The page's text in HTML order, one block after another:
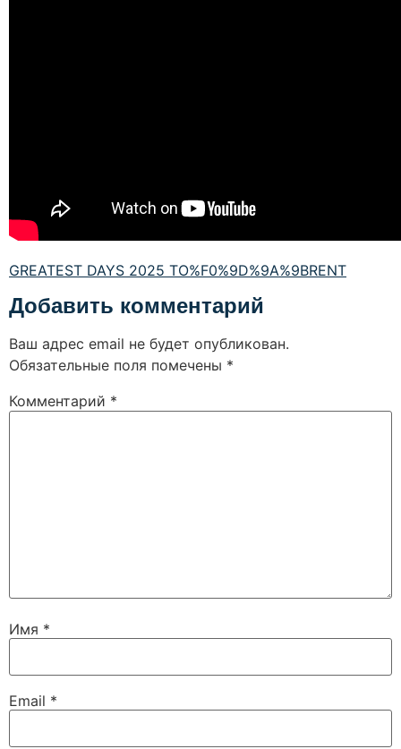
GREATEST DAYS 2025 TO%F0%9D%9A%9BRENT
Добавить комментарий
Ваш адрес email не будет опубликован.
Обязательные поля помечены *
Комментарий *
Имя *
Email *